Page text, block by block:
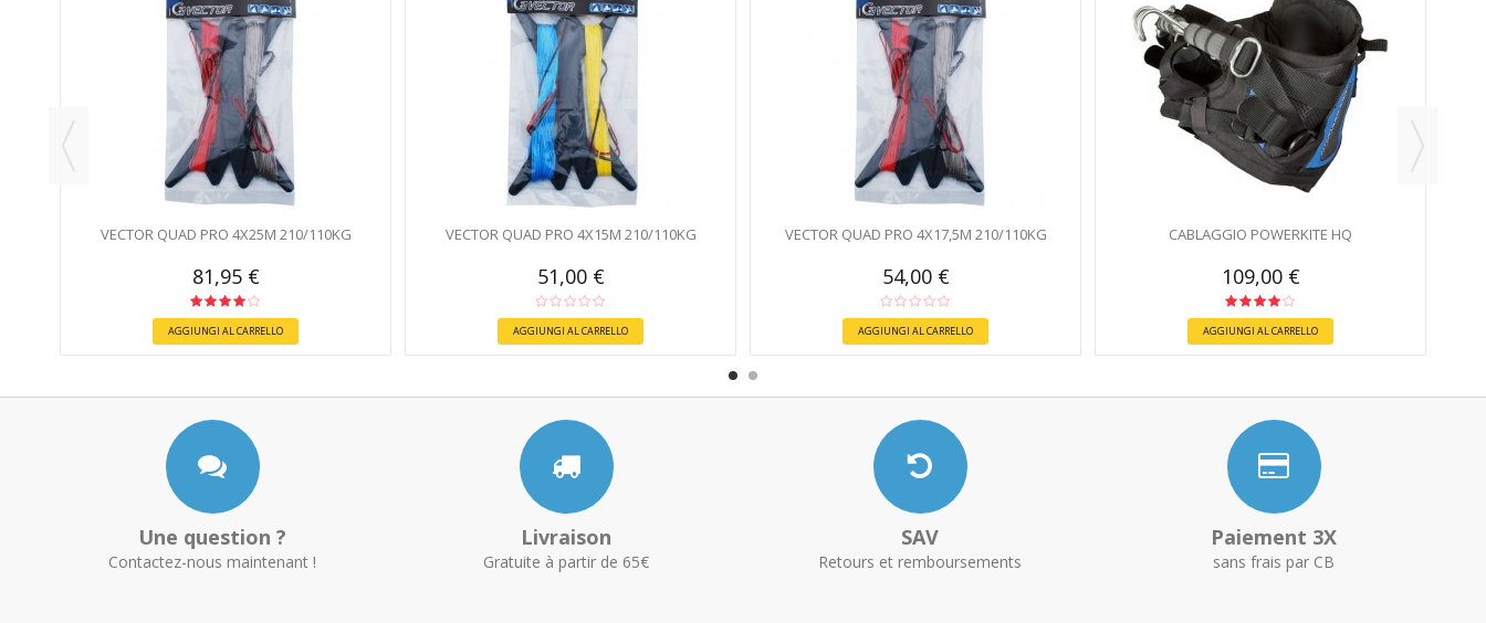
VECTOR QUAD PRO 4X25M 210/110KG
81,95 €
AGGIUNGI AL CARRELLO
VECTOR QUAD PRO 4X15M 210/110KG
51,00 €
AGGIUNGI AL CARRELLO
VECTOR QUAD PRO 4X17,5M 210/110KG
54,00 €
AGGIUNGI AL CARRELLO
CABLAGGIO POWERKITE HQ
109,00 €
AGGIUNGI AL CARRELLO
Une question ?
Contactez-nous maintenant !
Livraison
Gratuite à partir de 65€
SAV
Retours et remboursements
Paiement 3X
sans frais par CB